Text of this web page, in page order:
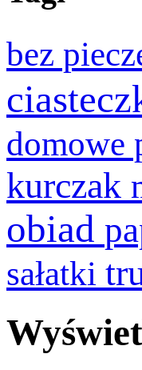
bez
domowe
kurczak
obiad
sałatki